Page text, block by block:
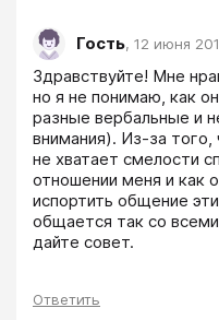
Гость, 12 июня
Здравствуйте! Мне
но я не понимаю, как
разные вербальные и
внимания). Из-за того,
не хватает смелости
отношении меня и как
испортить общение
общается так со
дайте совет.
Ответить